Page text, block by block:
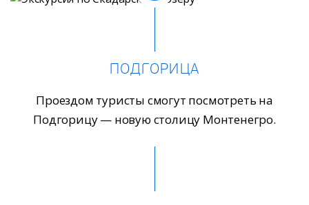
ПОДГОРИЦА
Проездом туристы смогут посмотреть на
Подгорицу — новую столицу Монтенегро.